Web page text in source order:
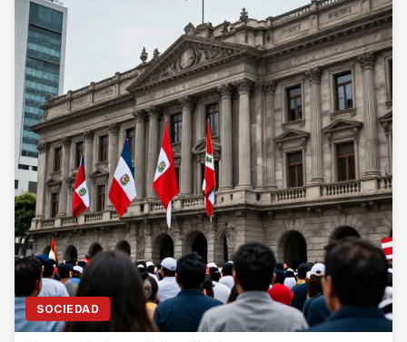
SOCIEDAD